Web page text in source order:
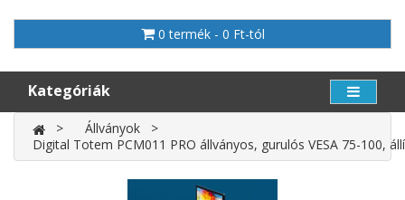
0 termék - 0 Ft-tól
Kategóriák
Állványok
Digital Totem PCM011 PRO állványos, gurulós VESA 75-100,